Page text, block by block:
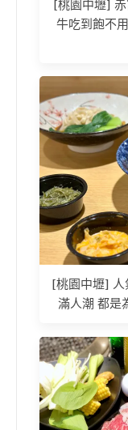
[桃園中壢]
牛吃到飽不
[桃園中壢]
滿人潮 都是